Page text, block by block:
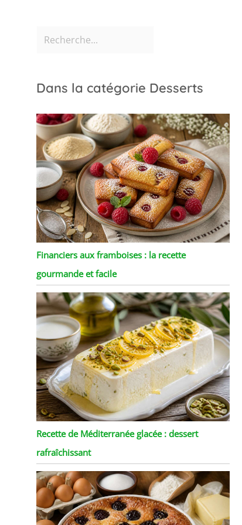
Dans la catégorie Desserts
Financiers aux framboises : la recette
gourmande et facile
Recette de Méditerranée glacée : dessert
rafraîchissant